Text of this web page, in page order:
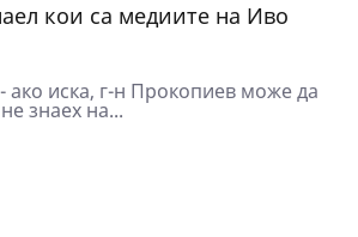
кои са медиите на Иво
иска, г-н Прокопиев може да
знаех на...